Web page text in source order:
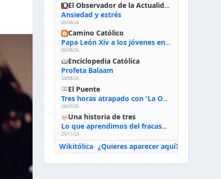
El Observador de la Actualidad
Ansiedad y estrés
05/08/26
Camino Católico
Papa León Xiv a los jóvenes en Asís, 6-8-2026: «De san Francisco aprendan la radicalidad evangélica: no los vuelve ciegos ni violentos, sino sensibles, atentos, siempre en el seguimiento de Jesús, humildes y acogiendo a todos»
06/08/26
Enciclopedia Católica
Profeta Balaam
04/08/26
El Puente
Tres horas atrapado con 'La Odisea' de Nolan
28/07/26
Una historia de tres
Lo que aprendimos del fracaso al emprender
25/11/23
Wikitólica· ¿Quieres aparecer aquí?